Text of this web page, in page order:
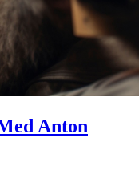
Anton